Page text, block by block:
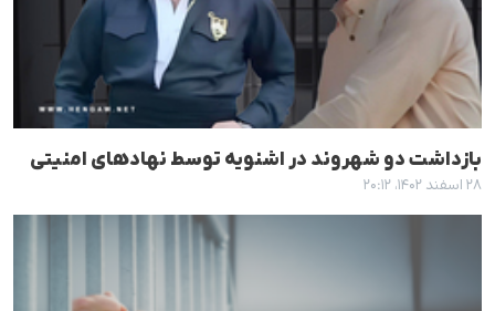
بازداشت دو شهروند در اشنویه توسط نهادهای امنیتی
۲۸ اسفند ۱۴۰۲، ۲۰:۱۲